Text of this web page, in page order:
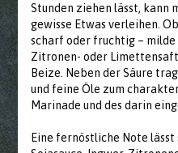
Stunden ziehen lässt, kann
gewisse Etwas verleihen.
scharf oder fruchtig – milde
Zitronen- oder
Beize. Neben der Säure
und feine Öle zum
Marinade und des darin
Eine fernöstliche Note